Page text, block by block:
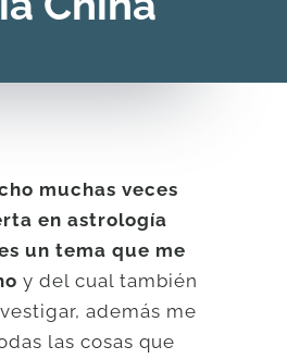
muchas veces
en astrología
un tema que me
y del cual también
además me
las cosas que